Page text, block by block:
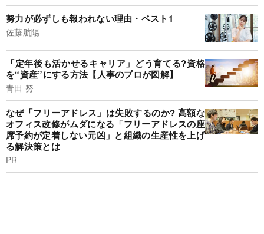
努力が必ずしも報われない理由・ベスト1
佐藤航陽
「定年後も活かせるキャリア」どう育てる?資格
を“資産”にする方法【人事のプロが図解】
青田 努
なぜ「フリーアドレス」は失敗するのか? 高額な
オフィス改修がムダになる「フリーアドレスの座
席予約が定着しない元凶」と組織の生産性を上げ
る解決策とは
PR